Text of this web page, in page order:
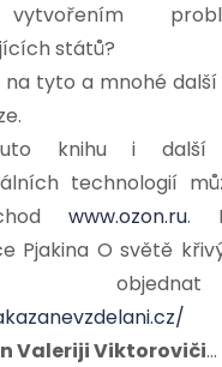
států?
na tyto a mnohé
knihu i další
technologií
www.ozon.ru.
Pjakina O světě
Valeriji Viktoroviči…